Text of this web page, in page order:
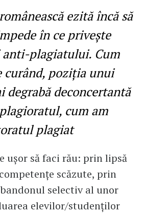
ezită încă să
în ce privește
plagiatului. Cum
curând, poziția unui
degrabă deconcertantă
cum am
plagiat
ușor să faci rău: prin lipsă
scăzute, prin
selectiv al unor
elevilor/studenților